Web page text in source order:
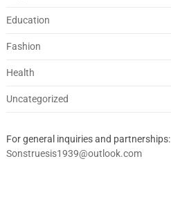
Education
Fashion
Health
Uncategorized
For general inquiries and partnerships:
Sonstruesis1939@outlook.com